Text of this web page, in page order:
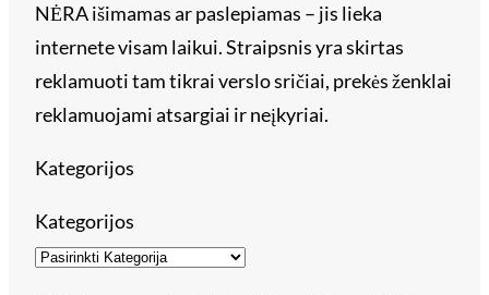
NĖRA išimamas ar paslepiamas – jis lieka
internete visam laikui. Straipsnis yra skirtas
reklamuoti tam tikrai verslo sričiai, prekės ženklai
reklamuojami atsargiai ir neįkyriai.
Kategorijos
Kategorijos